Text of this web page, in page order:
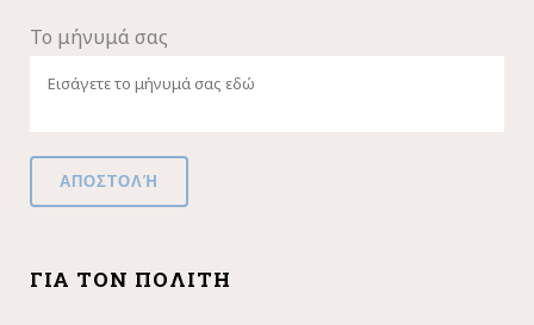
Το μήνυμά σας
ΓΙΑ ΤΟΝ ΠΟΛΊΤΗ